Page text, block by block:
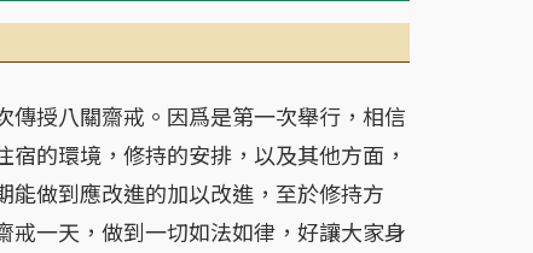
授八關齋戒。因爲是第一次舉行，相信
的環境，修持的安排，以及其他方面，
做到應改進的加以改進，至於修持方
一天，做到一切如法如律，好讓大家身